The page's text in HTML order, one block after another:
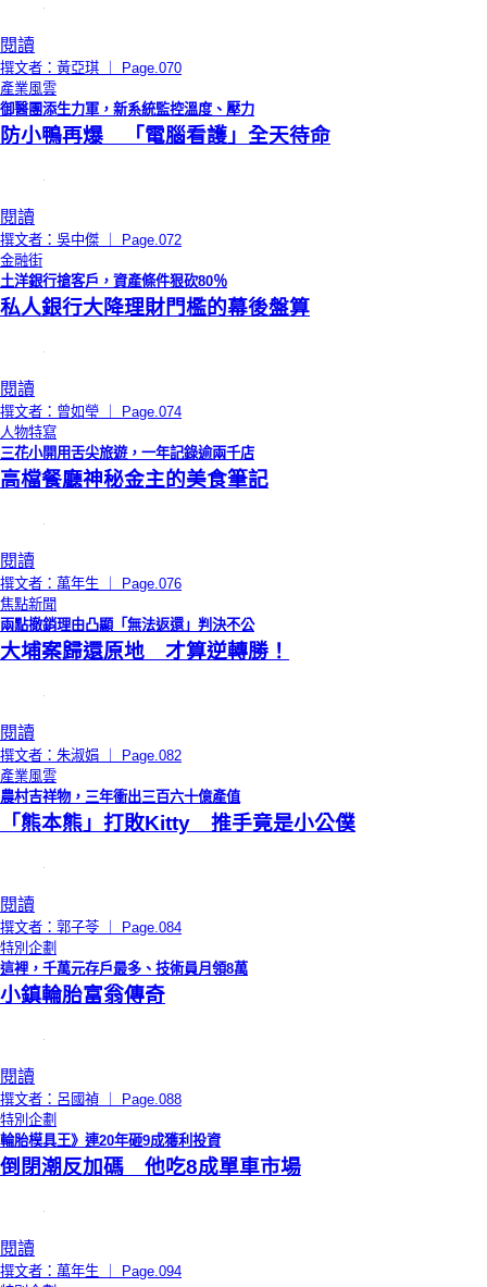
閱讀
撰文者：黃亞琪 ｜ Page.070
產業風雲
御醫團添生力軍，新系統監控溫度、壓力
防小鴨再爆 「電腦看護」全天待命
閱讀
撰文者：吳中傑 ｜ Page.072
金融街
土洋銀行搶客戶，資產條件狠砍80％
私人銀行大降理財門檻的幕後盤算
閱讀
撰文者：曾如瑩 ｜ Page.074
人物特寫
三花小開用舌尖旅遊，一年記錄逾兩千店
高檔餐廳神秘金主的美食筆記
閱讀
撰文者：萬年生 ｜ Page.076
焦點新聞
兩點撤銷理由凸顯「無法返還」判決不公
大埔案歸還原地 才算逆轉勝！
閱讀
撰文者：朱淑娟 ｜ Page.082
產業風雲
農村吉祥物，三年衝出三百六十億產值
「熊本熊」打敗Kitty 推手竟是小公僕
閱讀
撰文者：郭子苓 ｜ Page.084
特別企劃
這裡，千萬元存戶最多、技術員月領8萬
小鎮輪胎富翁傳奇
閱讀
撰文者：呂國禎 ｜ Page.088
特別企劃
輪胎模具王》連20年砸9成獲利投資
倒閉潮反加碼 他吃8成單車市場
閱讀
撰文者：萬年生 ｜ Page.094